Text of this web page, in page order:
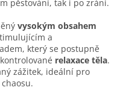
pěstování, tak i po zrání.
vysokým obsahem
a
který se postupně
relaxace těla.
zážitek, ideální pro